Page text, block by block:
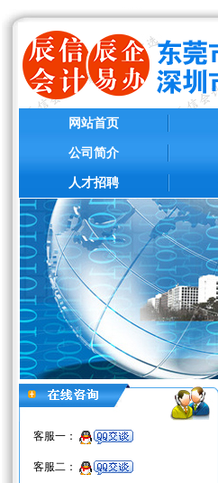
网站首页
公司简介
人才招聘
客服一：
客服二：